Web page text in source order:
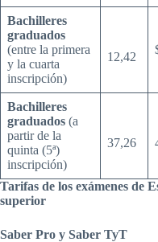
Bachilleres
graduados
(entre la primera
y la cuarta
inscripción)
12,42
Bachilleres
graduados (a
partir de la
quinta (5ª)
inscripción)
37,26
Tarifas de los exámenes de
superior
Saber Pro y Saber TyT